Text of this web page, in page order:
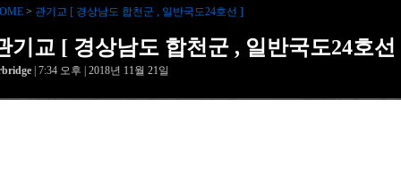
> 관기교 [ 경상남도 합천군 , 일반국도24호선 ]
기교 [ 경상남도 합천군 , 일반국도24호선
| 7:34 오후 | 2018년 11월 21일